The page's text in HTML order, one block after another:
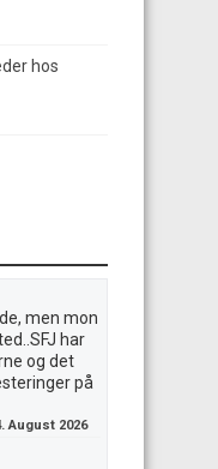
hos
men mon
har
og det
på
August 2026